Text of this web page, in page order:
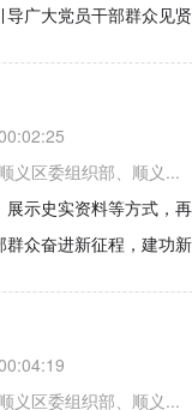
广大党员干部群众见
顺义区委组织部、顺义...
示史实资料等方式，
众奋进新征程，建功
顺义区委组织部、顺义...